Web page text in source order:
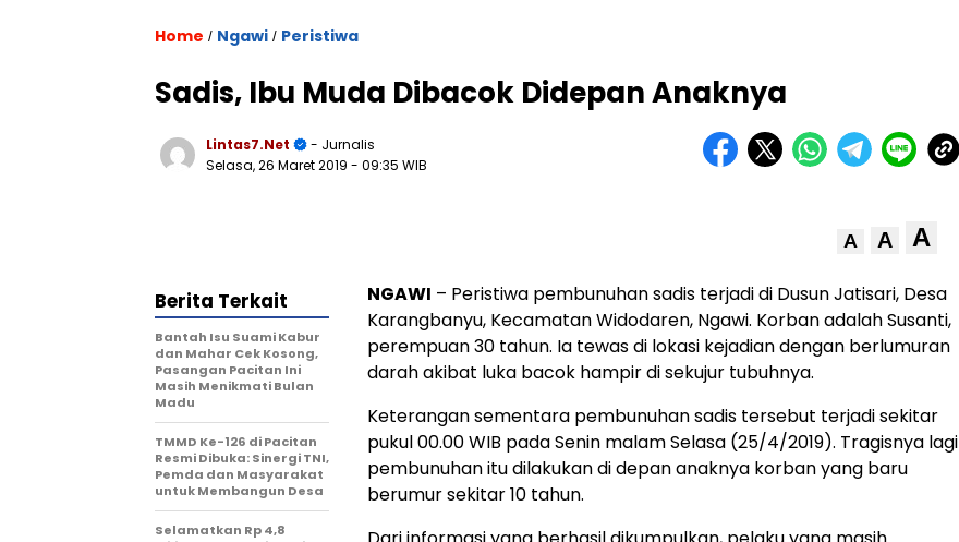
Home / Ngawi / Peristiwa
Sadis, Ibu Muda Dibacok Didepan Anaknya
Lintas7.net
- Jurnalis
Selasa, 26 Maret 2019 - 09:35 WIB
A A A
NGAWI – Peristiwa pembunuhan sadis terjadi di Dusun Jatisari, Desa
Karangbanyu, Kecamatan Widodaren, Ngawi. Korban adalah Susanti,
perempuan 30 tahun. Ia tewas di lokasi kejadian dengan berlumuran
darah akibat luka bacok hampir di sekujur tubuhnya.
Keterangan sementara pembunuhan sadis tersebut terjadi sekitar
pukul 00.00 WIB pada Senin malam Selasa (25/4/2019). Tragisnya lagi
pembunuhan itu dilakukan di depan anaknya korban yang baru
berumur sekitar 10 tahun.
Berita Terkait
Bantah Isu Suami Kabur
dan Mahar Cek Kosong,
Pasangan Pacitan Ini
Masih Menikmati Bulan
Madu
TMMD Ke-126 di Pacitan
Resmi Dibuka: Sinergi TNI,
Pemda dan Masyarakat
untuk Membangun Desa
Selamatkan Rp 4,8